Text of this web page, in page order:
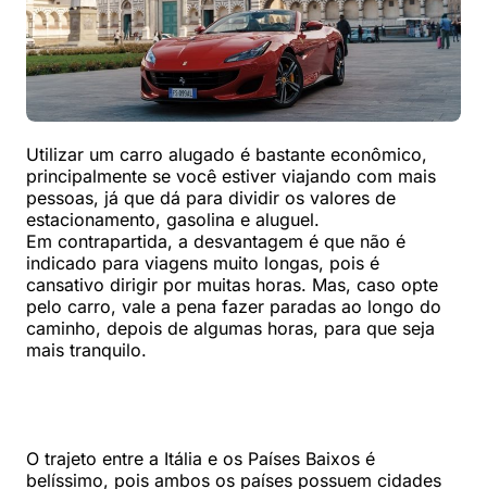
Utilizar um carro alugado é bastante econômico,
principalmente se você estiver viajando com mais
pessoas, já que dá para dividir os valores de
estacionamento, gasolina e aluguel.
Em contrapartida, a desvantagem é que não é
indicado para viagens muito longas, pois é
cansativo dirigir por muitas horas. Mas, caso opte
pelo carro, vale a pena fazer paradas ao longo do
caminho, depois de algumas horas, para que seja
mais tranquilo.
O trajeto entre a Itália e os Países Baixos é
belíssimo, pois ambos os países possuem cidades